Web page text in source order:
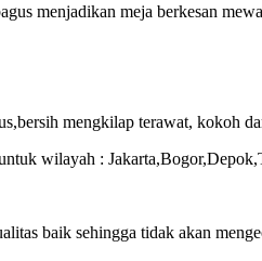
menjadikan meja berkesan
mengkilap terawat, kokoh
wilayah :
baik sehingga tidak akan